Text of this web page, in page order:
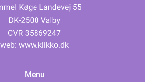
web: www.klikko.dk
Menu